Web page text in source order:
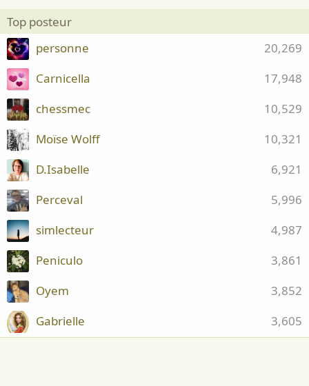
Top posteur
20,269
personne
17,948
Carnicella
10,529
chessmec
10,321
Moïse Wolff
6,921
D.Isabelle
5,996
Perceval
4,987
simlecteur
3,861
Peniculo
3,852
Oyem
3,605
Gabrielle